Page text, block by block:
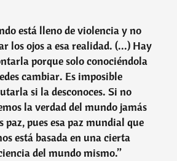
está lleno de violencia y no
los ojos a esa realidad. (...) Hay
porque solo conociéndola
cambiar. Es imposible
si la desconoces. Si no
la verdad del mundo jamás
paz, pues esa paz mundial que
está basada en una cierta
del mundo mismo.”